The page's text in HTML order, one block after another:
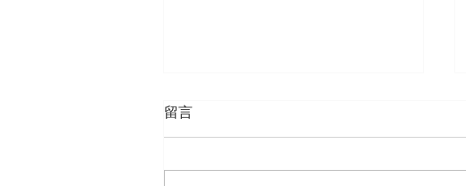
留言